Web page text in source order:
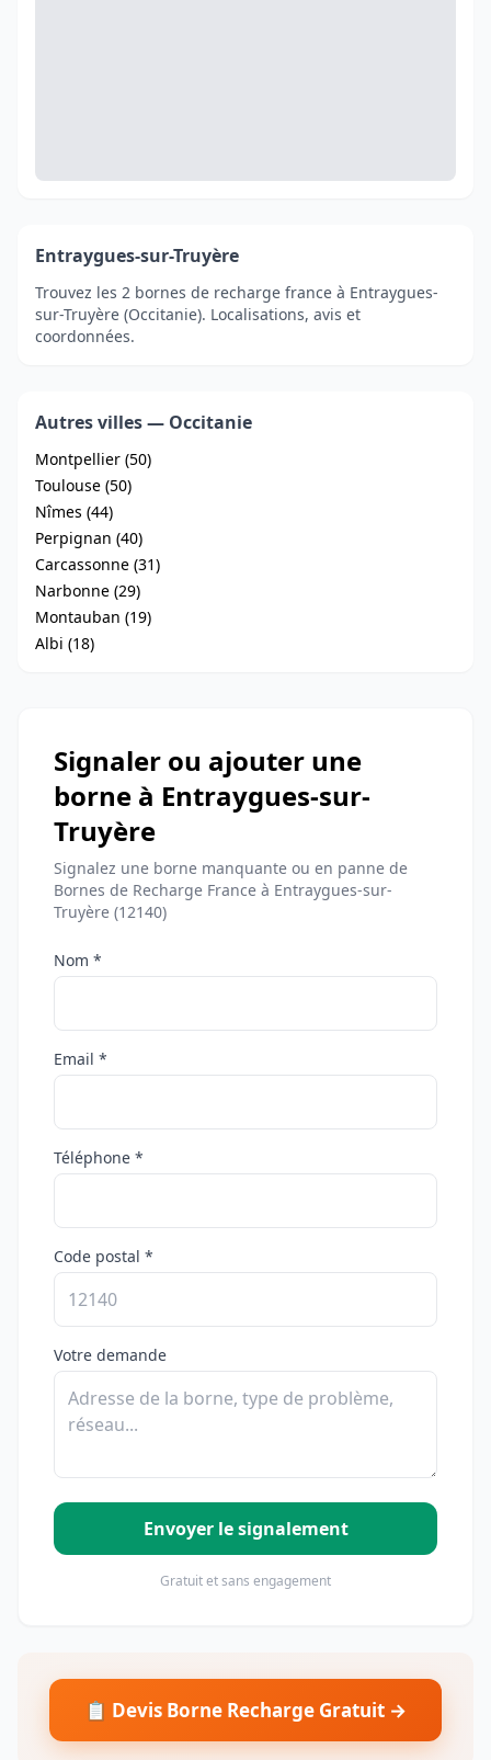
Entraygues-sur-Truyère
Trouvez les 2 bornes de recharge france à Entraygues-
sur-Truyère (Occitanie). Localisations, avis et
coordonnées.
Autres villes — Occitanie
Montpellier (50)
Toulouse (50)
Nîmes (44)
Perpignan (40)
Carcassonne (31)
Narbonne (29)
Montauban (19)
Albi (18)
Signaler ou ajouter une
borne à Entraygues-sur-
Truyère
Signalez une borne manquante ou en panne de
Bornes de Recharge France à Entraygues-sur-
Truyère (12140)
Nom *
Email *
Téléphone *
Code postal *
Votre demande
Envoyer le signalement
Gratuit et sans engagement
📋 Devis Borne Recharge Gratuit →